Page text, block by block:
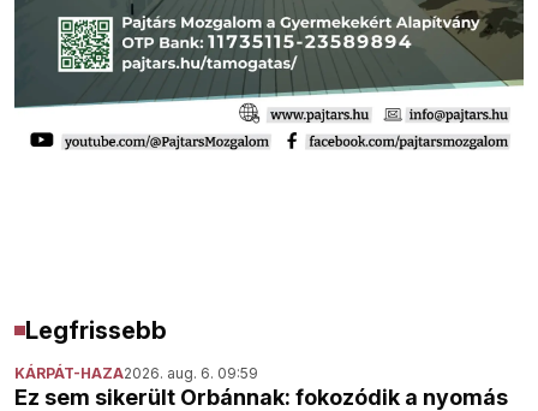
Legfrissebb
KÁRPÁT-HAZA2026. aug. 6. 09:59
Ez sem sikerült Orbánnak: fokozódik a nyomás